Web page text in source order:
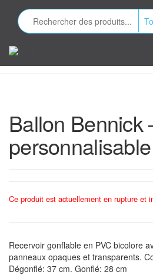
contenu
publicitaires
Ballon Bennick
personnalisable
Ce produit est actuellement en rupture et
Recervoir gonflable en PVC bicolore
panneaux opaques et transparents.
Dégonflé: 37 cm. Gonflé: 28 cm